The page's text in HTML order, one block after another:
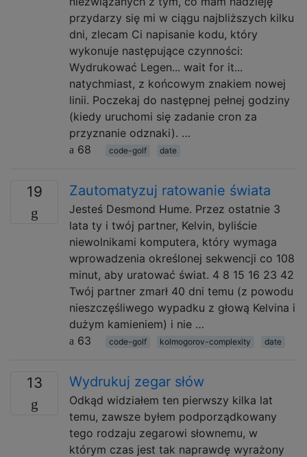
przydarzy się mi w ciągu najbliższych kilku
dni, zlecam Ci napisanie kodu, który
wykonuje następujące czynności:
Wydrukować Legen... wait for it...
natychmiast, z końcowym znakiem nowej
linii. Poczekaj do następnej pełnej godziny
(kiedy uruchomi się zadanie cron za
przyznanie odznaki). …
68
code-golf date
19 Zautomatyzuj ratowanie świata
Jesteś Desmond Hume. Przez ostatnie 3
lata ty i twój partner, Kelvin, byliście
niewolnikami komputera, który wymaga
wprowadzenia określonej sekwencji co 108
minut, aby uratować świat. 4 8 15 16 23 42
Twój partner zmarł 40 dni temu (z powodu
nieszczęśliwego wypadku z głową Kelvina i
dużym kamieniem) i nie …
63
code-golf kolmogorov-complexity date
13 Wydrukuj zegar słów
Odkąd widziałem ten pierwszy kilka lat
temu, zawsze byłem podporządkowany
tego rodzaju zegarowi słownemu, w
którym czas jest tak naprawdę wyrażony